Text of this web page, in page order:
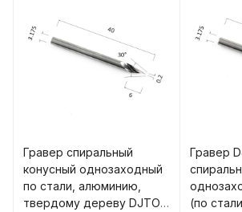
Гравер спиральный
конусный однозаходный
по стали, алюминию,
твердому дереву DJTOL
Гравер
(по